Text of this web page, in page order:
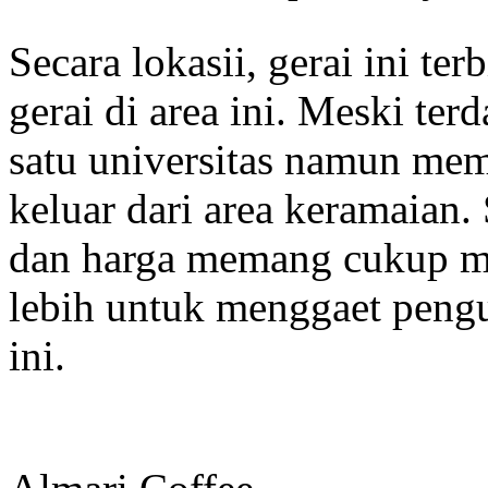
Secara lokasii, gerai ini
gerai di area ini. Meski
satu universitas namun
keluar dari area keramaian.
dan harga memang cukup
lebih untuk menggaet
ini.